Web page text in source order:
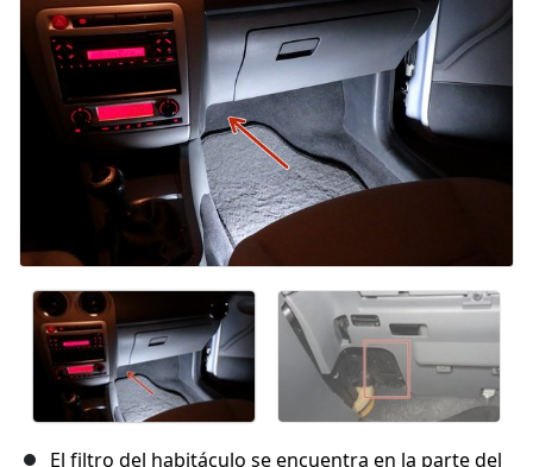
El filtro del habitáculo se encuentra en la parte del